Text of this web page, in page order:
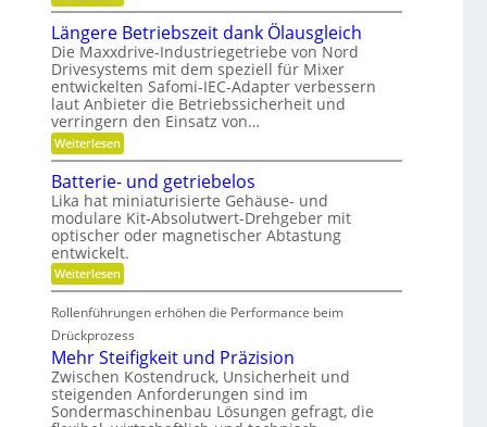
g
e
r
k
e
n
n
e
n
K
u
g
e
l
l
a
g
e
r
u
p
o
s
i
t
i
o
n
i
r
e
n
K
r
e
i
s
l
a
u
f
w
i
s
c
h
a
f
t
i
n
e
r
K
u
n
s
Längere Betriebszeit dank Ölausgleich
Die Maxxdrive-Industriegetriebe von Nord
Drivesystems mit dem speziell für Mixer
entwickelten Safomi-IEC-Adapter verbessern
laut Anbieter die Betriebssicherheit und
verringern den Einsatz von…
Weiterlesen:
L
n
g
e
r
e
B
e
t
r
e
b
s
z
e
i
Batterie- und getriebelos
Lika hat miniaturisierte Gehäuse- und
modulare Kit-Absolutwert-Drehgeber mit
optischer oder magnetischer Abtastung
entwickelt.
Weiterlesen:
B
t
t
e
r
e
-
Rollenführungen erhöhen die Performance beim
Drückprozess
Mehr Steifigkeit und Präzision
Zwischen Kostendruck, Unsicherheit und
steigenden Anforderungen sind im
Sondermaschinenbau Lösungen gefragt, die